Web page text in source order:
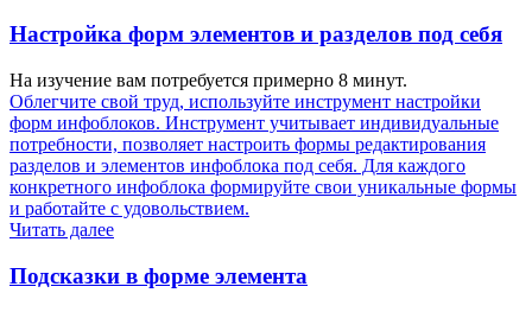
Настройка форм элементов и разделов под себя
На изучение вам потребуется примерно 8 минут.
Облегчите свой труд, используйте инструмент настройки
форм инфоблоков. Инструмент учитывает индивидуальные
потребности, позволяет настроить формы редактирования
разделов и элементов инфоблока под себя. Для каждого
конкретного инфоблока формируйте свои уникальные формы
и работайте с удовольствием.
Читать далее
Подсказки в форме элемента